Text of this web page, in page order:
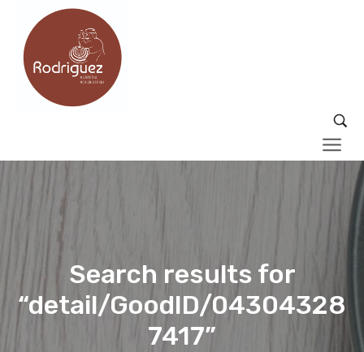
Search results for
“detail/GoodID/04304328
7417”